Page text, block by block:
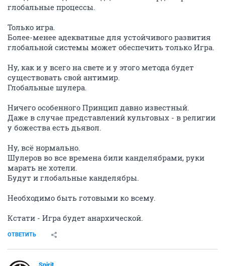
глобальные процессы.
Только игра.
Более-менее адекватные для устойчивого развития
глобальной системы может обеспечить только Игра.
Ну, как и у всего на свете и у этого метода будет
существовать свой антимир.
Глобальные шулера.
Ничего особенного Принцип давно известный.
Даже в случае представлений культовых - в религии
у божества есть дьявол.
Ну, всё нормально.
Шулеров во все времена били канделябрами, руки
марать не хотели.
Будут и глобальные канделябры.
Необходимо быть готовыми ко всему.
Кстати - Игра будет анархической.
ОТВЕТИТЬ